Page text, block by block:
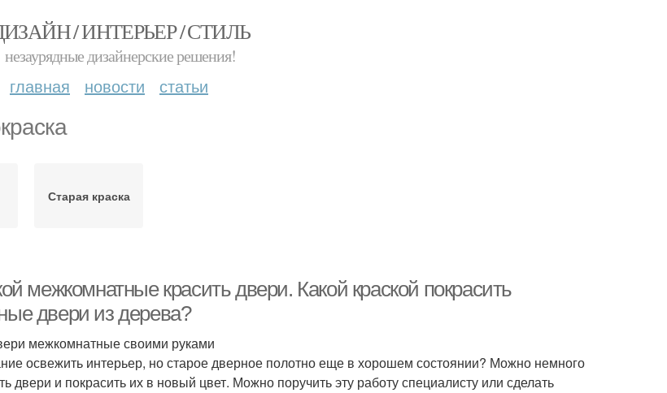
/ ИНТЕРЬЕР / СТИЛЬ
незаурядные дизайнерские решения!
главная новости статьи
Старая краска
межкомнатные красить двери. Какой краской покрасить
двери из дерева?
межкомнатные своими руками
освежить интерьер, но старое дверное полотно еще в хорошем состоянии? Можно немного
двери и покрасить их в новый цвет. Можно поручить эту работу специалисту или сделать